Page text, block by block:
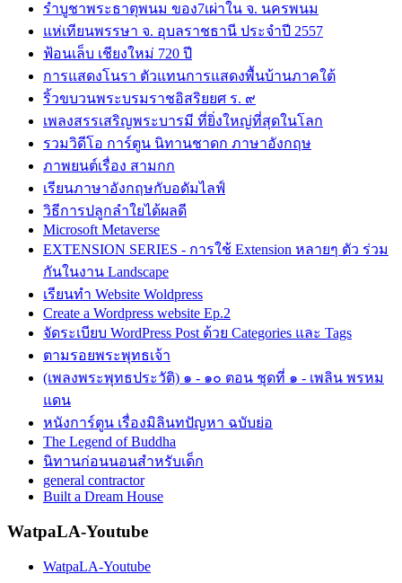
รำบูชาพระธาตุพนม ของ7เผ่าใน จ. นครพนม
แห่เทียนพรรษา จ. อุบลราชธานี ประจำปี 2557
ฟ้อนเล็บ เชียงใหม่ 720 ปี
การแสดงโนรา ตัวแทนการแสดงพื้นบ้านภาคใต้
ริ้วขบวนพระบรมราชอิสริยยศ ร. ๙
เพลงสรรเสริญพระบารมี ที่ยิ่งใหญ่ที่สุดในโลก
รวมวิดีโอ การ์ตูน นิทานชาดก ภาษาอังกฤษ
ภาพยนต์เรื่อง สามกก
เรียนภาษาอังกฤษกับอดัมไลฟ์
วิธีการปลูกลำใยได้ผลดี
Microsoft Metaverse
EXTENSION SERIES - การใช้ Extension หลายๆ ตัว ร่วม
กันในงาน Landscape
เรียนทำ Website Woldpress
Create a Wordpress website Ep.2
จัดระเบียบ WordPress Post ด้วย Categories และ Tags
ตามรอยพระพุทธเจ้า
(เพลงพระพุทธประวัติ) ๑ - ๑๐ ตอน ชุดที่ ๑ - เพลิน พรหม
แดน
หนังการ์ตูน เรื่องมิลินทปัญหา ฉบับย่อ
The Legend of Buddha
นิทานก่อนนอนสำหรับเด็ก
general contractor
Built a Dream House
WatpaLA-Youtube
WatpaLA-Youtube